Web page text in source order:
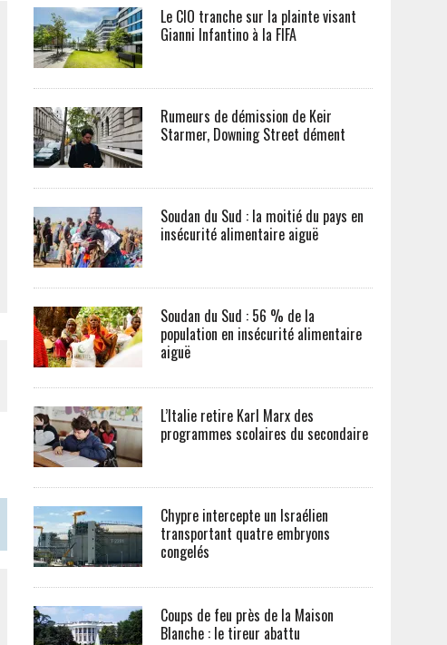
Le CIO tranche sur la plainte visant
Gianni Infantino à la FIFA
Rumeurs de démission de Keir
Starmer, Downing Street dément
Soudan du Sud : la moitié du pays en
insécurité alimentaire aiguë
Soudan du Sud : 56 % de la
population en insécurité alimentaire
aiguë
L’Italie retire Karl Marx des
programmes scolaires du secondaire
Chypre intercepte un Israélien
transportant quatre embryons
congelés
Coups de feu près de la Maison
Blanche : le tireur abattu